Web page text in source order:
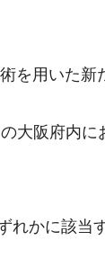
を用いた
大阪府内
れかに該当